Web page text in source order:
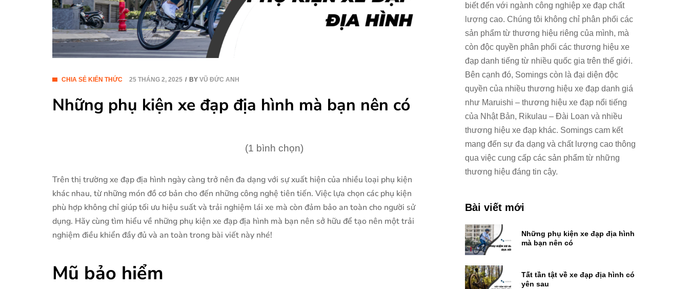
CHIA SẺ KIẾN THỨC 25 THÁNG 2, 2025 BY VŨ ĐỨC ANH
Những phụ kiện xe đạp địa hình mà bạn nên có
(1 bình chọn)
Trên thị trường xe đạp địa hình ngày càng trở nên đa dạng với sự xuất hiện của nhiều loại phụ kiện
khác nhau, từ những món đồ cơ bản cho đến những công nghệ tiên tiến. Việc lựa chọn các phụ kiện
phù hợp không chỉ giúp tối ưu hiệu suất và trải nghiệm lái xe mà còn đảm bảo an toàn cho người sử
dụng. Hãy cùng tìm hiểu về những phụ kiện xe đạp địa hình mà bạn nên sở hữu để tạo nên một trải
nghiệm điều khiển đầy đủ và an toàn trong bài viết này nhé!
Mũ bảo hiểm
biết đến với ngành công nghiệp xe đạp chất
lượng cao. Chúng tôi không chỉ phân phối các
sản phẩm từ thương hiệu riêng của mình, mà
còn độc quyền phân phối các thương hiệu xe
đạp danh tiếng từ nhiều quốc gia trên thế giới.
Bên cạnh đó, Somings còn là đại diện độc
quyền của nhiều thương hiệu xe đạp danh giá
như Maruishi – thương hiệu xe đạp nổi tiếng
của Nhật Bản, Rikulau – Đài Loan và nhiều
thương hiệu xe đạp khác. Somings cam kết
mang đến sự đa dạng và chất lượng cao thông
qua việc cung cấp các sản phẩm từ những
thương hiệu đáng tin cậy.
Bài viết mới
Những phụ kiện xe đạp địa hình
mà bạn nên có
Tất tần tật về xe đạp địa hình có
yên sau